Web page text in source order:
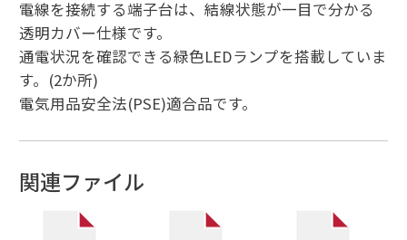
電線を接続する端子台は、結線状態が一目で分かる
透明カバー仕様です。
通電状況を確認できる緑色LEDランプを搭載していま
す。(2か所)
電気用品安全法(PSE)適合品です。
関連ファイル